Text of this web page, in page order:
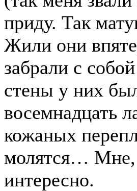
приду. Так
Жили они
забрали с
стены у них
восемнадцать
кожаных
молятся… Мне,
интересно.